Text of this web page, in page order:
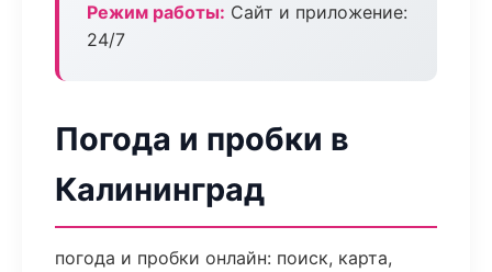
Режим работы: Сайт и приложение:
24/7
Погода и пробки в
Калининград
погода и пробки онлайн: поиск, карта,